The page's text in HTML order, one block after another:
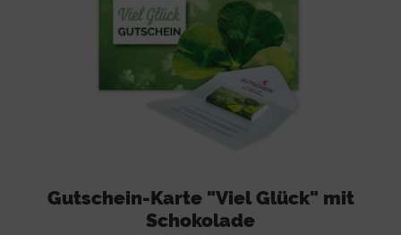
Gutschein-Karte "Viel Glück" mit
Schokolade